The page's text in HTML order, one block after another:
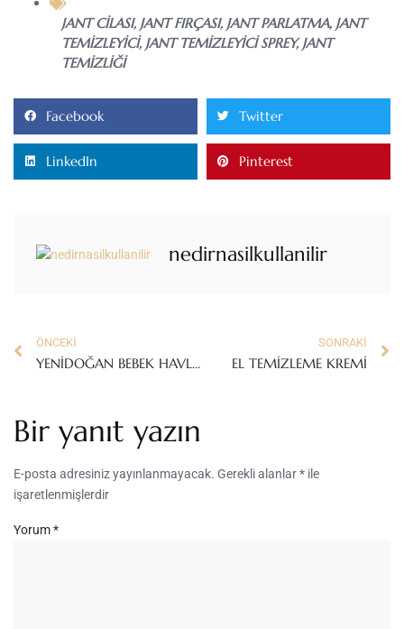
JANT CILASI, JANT FIRÇASI, JANT PARLATMA, JANT
TEMIZLEYICI, JANT TEMIZLEYICI SPREY,JANT
TEMIZLIĞI
Facebook Twitter
LinkedIn Pinterest
nedirnasilkullanilir
ÖNCEKI
YENİDOĞAN BEBEK HAVLUSU HAKKINDA BİLMENİZ GEREKENLER!
SONRAKI
EL TEMİZLEME KREMİ
Bir yanıt yazın
E-posta adresiniz yayınlanmayacak. Gerekli alanlar* ile
işaretlenmişlerdir
Yorum*